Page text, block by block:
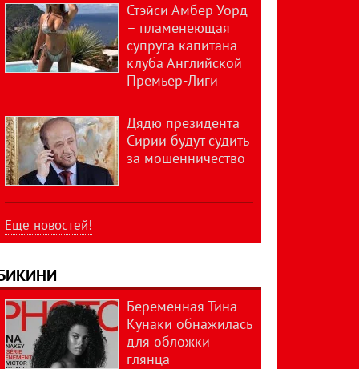
Стэйси Амбер Уорд
– пламенеющая
супруга капитана
клуба Английской
Премьер-Лиги
Дядю президента
Сирии будут судить
за мошенничество
Еще новостей!
Беременная Тина
Кунаки обнажилась
для обложки
глянца